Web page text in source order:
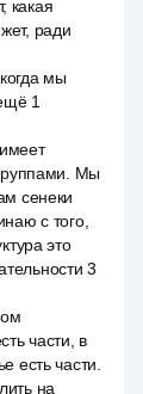
какая
ради
мы
1
Мы
сенеки
с того,
это
3
части, в
есть части.
на